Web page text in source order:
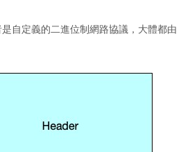
自定義的二進位制網路協議，大體都由